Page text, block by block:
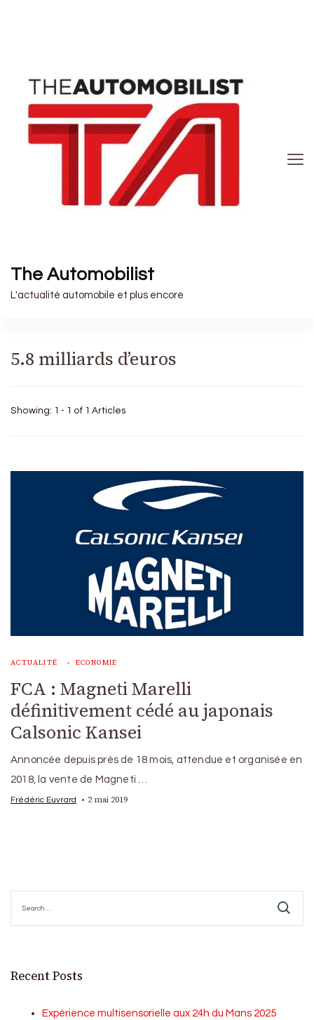
The Automobilist
L'actualité automobile et plus encore
5.8 milliards d’euros
Showing: 1 - 1 of 1 Articles
ACTUALITÉ ECONOMIE
FCA : Magneti Marelli
définitivement cédé au japonais
Calsonic Kansei
Annoncée depuis près de 18 mois, attendue et organisée en
2018, la vente de Magneti …
Frédéric Euvrard 2 mai 2019
for:
Recent Posts
Expérience multisensorielle aux 24h du Mans 2025